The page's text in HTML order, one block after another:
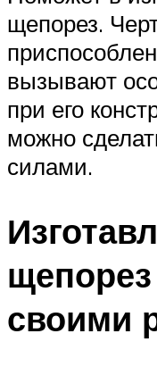
щепорез.
вызывают
при его
можно
силами.
своими